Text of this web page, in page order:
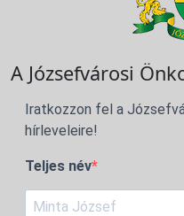
A Józsefvárosi
Iratkozzon fel a
hírleveleire!
Teljes név